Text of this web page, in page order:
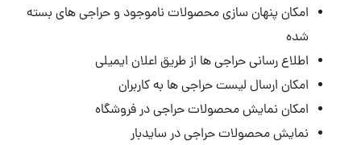
امکان پنهان سازی محصولات ناموجود و حراجی های بسته
شده
اطلاع رسانی حراجی ها از طریق اعلان ایمیلی
امکان ارسال لیست حراجی ها به کاربران
امکان نمایش محصولات حراجی در فروشگاه
نمایش محصولات حراجی در سایدبار